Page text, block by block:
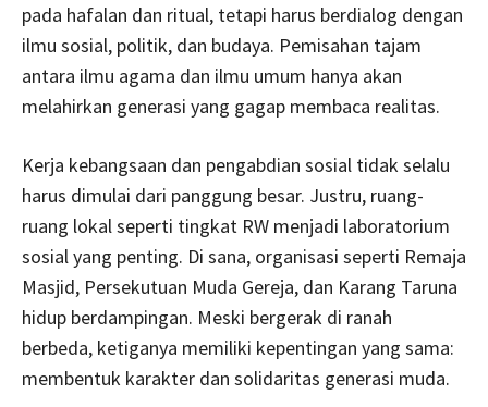
pada hafalan dan ritual, tetapi harus berdialog dengan
ilmu sosial, politik, dan budaya. Pemisahan tajam
antara ilmu agama dan ilmu umum hanya akan
melahirkan generasi yang gagap membaca realitas.
Kerja kebangsaan dan pengabdian sosial tidak selalu
harus dimulai dari panggung besar. Justru, ruang-
ruang lokal seperti tingkat RW menjadi laboratorium
sosial yang penting. Di sana, organisasi seperti Remaja
Masjid, Persekutuan Muda Gereja, dan Karang Taruna
hidup berdampingan. Meski bergerak di ranah
berbeda, ketiganya memiliki kepentingan yang sama:
membentuk karakter dan solidaritas generasi muda.